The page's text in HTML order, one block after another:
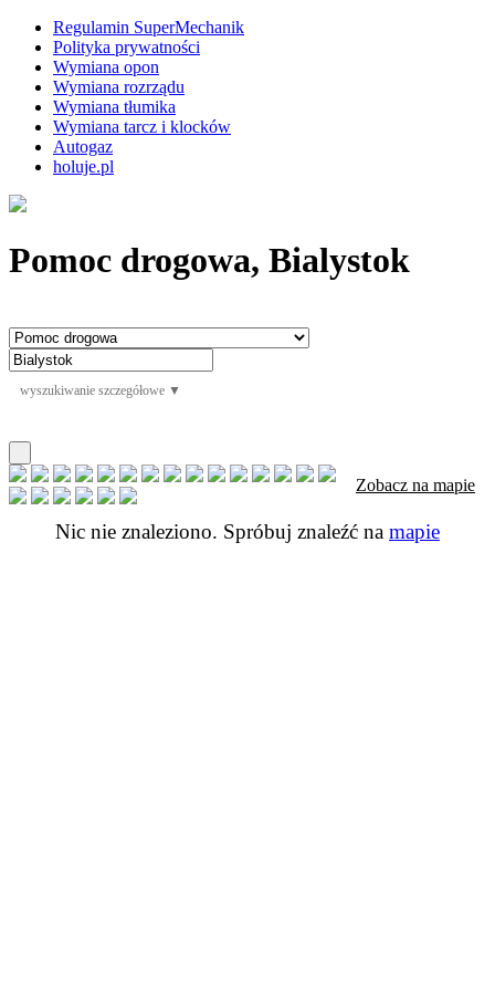
Regulamin SuperMechanik
Polityka prywatności
Wymiana opon
Wymiana rozrządu
Wymiana tłumika
Wymiana tarcz i klocków
Autogaz
holuje.pl
Pomoc drogowa, Bialystok
wyszukiwanie szczegółowe ▼
Zobacz na mapie
Nic nie znaleziono. Spróbuj znaleźć na mapie